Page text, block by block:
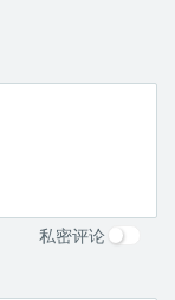
私密评论